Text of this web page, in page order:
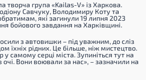
творча група «Kailas-V» із Харкова.
Савчуку, Володимиру Коту та
які загинули 19 липня 2023
бойового завдання на Харківщині.
з автовишки – під уважним, до сліз
їхніх рідних. Це більше, ніж мистецтво.
у самому серці міста. Зупиніться тут на
очі. Вони воювали за нас», – зазначили на